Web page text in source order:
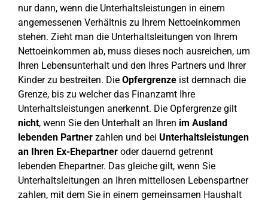
nur dann, wenn die Unterhaltsleistungen in einem
angemessenen Verhältnis zu Ihrem Nettoeinkommen
stehen. Zieht man die Unterhaltsleitungen von Ihrem
Nettoeinkommen ab, muss dieses noch ausreichen, um
Ihren Lebensunterhalt und den Ihres Partners und Ihrer
Kinder zu bestreiten. Die Opfergrenze ist demnach die
Grenze, bis zu welcher das Finanzamt Ihre
Unterhaltsleistungen anerkennt. Die Opfergrenze gilt
nicht, wenn Sie den Unterhalt an Ihren im Ausland
lebenden Partner zahlen und bei Unterhaltsleistungen
an Ihren Ex-Ehepartner oder dauernd getrennt
lebenden Ehepartner. Das gleiche gilt, wenn Sie
Unterhaltsleitungen an Ihren mittellosen Lebenspartner
zahlen, mit dem Sie in einem gemeinsamen Haushalt